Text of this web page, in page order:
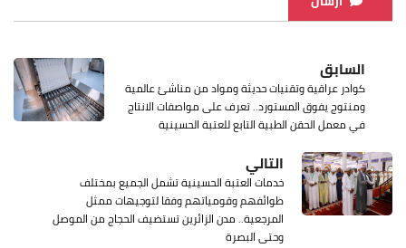
السابق
كوادر عراقية وتقنيات حديثة ومواد من مناشئ عالمية
ومنتوج يفوق المستورد.. تعرف على مواصفات الانتاج
في معمل الحقن الطبية التابع للعتبة الحسينية
التالي
خدمات العتبة الحسينية تشمل الجميع بمختلف
طوائفهم وقومياتهم وفقا لتوجيهات ممثل
المرجعية.. مدن الزائرين تستضيف الحجاج من الموصل
وحتى البصرة